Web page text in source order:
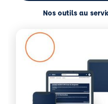
Nos outils au